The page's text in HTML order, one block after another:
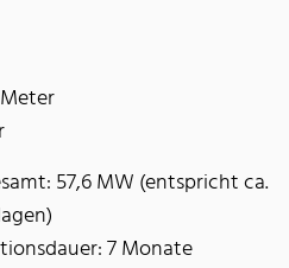
57,6 MW (entspricht ca.
7 Monate